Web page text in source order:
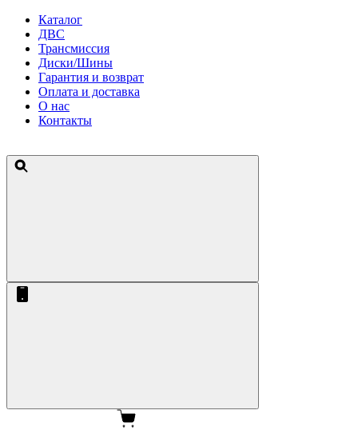
Каталог
ДВС
Трансмиссия
Диски/Шины
Гарантия и возврат
Оплата и доставка
О нас
Контакты